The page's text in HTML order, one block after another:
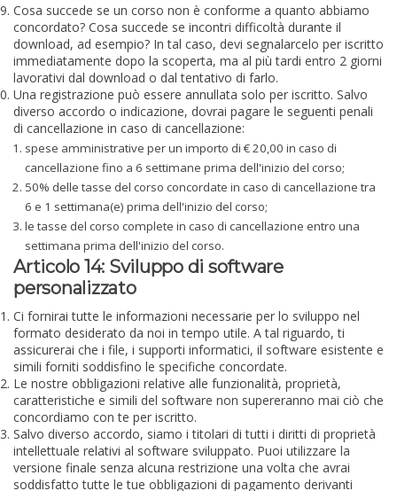
Cosa succede se un corso non è conforme a quanto abbiamo
concordato? Cosa succede se incontri difficoltà durante il
download, ad esempio? In tal caso, devi segnalarcelo per iscritto
immediatamente dopo la scoperta, ma al più tardi entro 2 giorni
lavorativi dal download o dal tentativo di farlo.
Una registrazione può essere annullata solo per iscritto. Salvo
diverso accordo o indicazione, dovrai pagare le seguenti penali
di cancellazione in caso di cancellazione:
spese amministrative per un importo di € 20,00 in caso di
cancellazione fino a 6 settimane prima dell'inizio del corso;
50% delle tasse del corso concordate in caso di cancellazione tra
6 e 1 settimana(e) prima dell'inizio del corso;
le tasse del corso complete in caso di cancellazione entro una
settimana prima dell'inizio del corso.
Articolo 14: Sviluppo di software
personalizzato
Ci fornirai tutte le informazioni necessarie per lo sviluppo nel
formato desiderato da noi in tempo utile. A tal riguardo, ti
assicurerai che i file, i supporti informatici, il software esistente e
simili forniti soddisfino le specifiche concordate.
Le nostre obbligazioni relative alle funzionalità, proprietà,
caratteristiche e simili del software non supereranno mai ciò che
concordiamo con te per iscritto.
Salvo diverso accordo, siamo i titolari di tutti i diritti di proprietà
intellettuale relativi al software sviluppato. Puoi utilizzare la
versione finale senza alcuna restrizione una volta che avrai
soddisfatto tutte le tue obbligazioni di pagamento derivanti